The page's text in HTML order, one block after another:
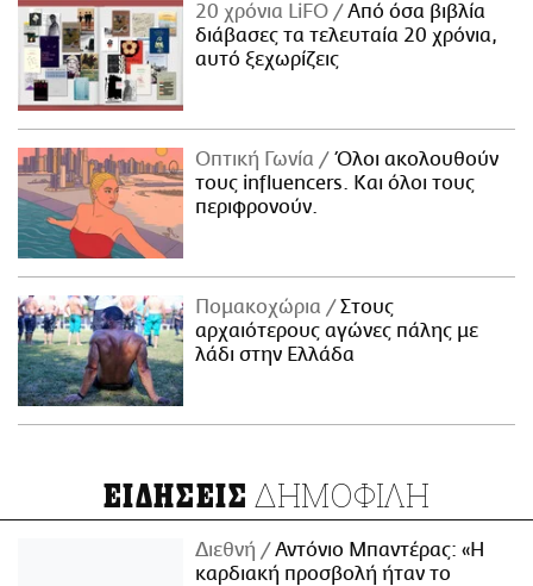
20 χρόνια LiFO
Από όσα βιβλία
διάβασες τα τελευταία 20 χρόνια,
αυτό ξεχωρίζεις
Οπτική Γωνία
Όλοι ακολουθούν
τους influencers. Και όλοι τους
περιφρονούν.
Πομακοχώρια
Στους
αρχαιότερους αγώνες πάλης με
λάδι στην Ελλάδα
ΕΙΔΗΣΕΙΣ ΔΗΜΟΦΙΛΗ
Διεθνή
Αντόνιο Μπαντέρας: «Η
καρδιακή προσβολή ήταν το